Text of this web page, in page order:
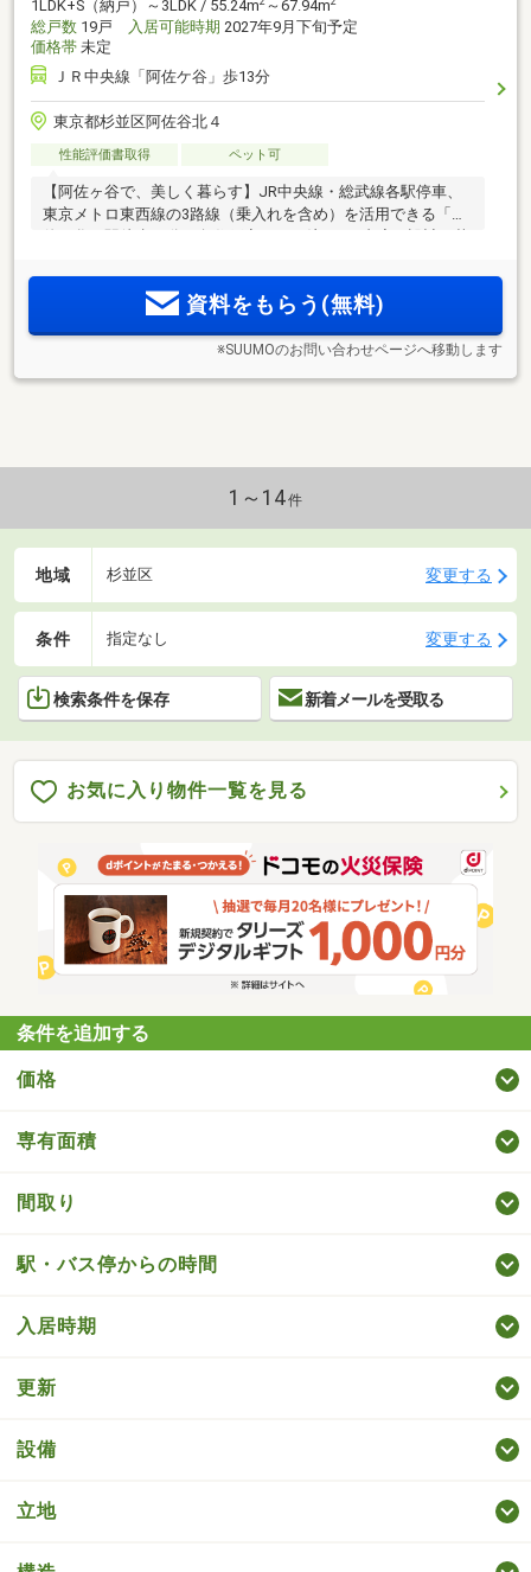
1LDK+S（納戸）～3LDK / 55.24m ～67.94m
総戸数 19戸 入居可能時期 2027年9月下旬予定
価格帯 未定
ＪＲ中央線「阿佐ケ谷」歩13分
東京都杉並区阿佐谷北４
性能評価書取得 ペット可
【阿佐ヶ谷で、美しく暮らす】JR中央線・総武線各駅停車、
東京メトロ東西線の3路線（乗入れを含め）を活用できる「阿
ンスが誕生。【資料請求／来場予約受付中！】
資料をもらう(無料)
※SUUMOのお問い合わせページへ移動します
1～14件
地域 杉並区 変更する
条件 指定なし 変更する
検索条件を保存 新着メールを受取る
お気に入り物件一覧を見る
条件を追加する
価格
専有面積
間取り
駅・バス停からの時間
入居時期
更新
設備
立地